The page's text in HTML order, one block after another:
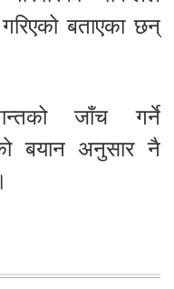
बताएका छन्
जाँच गर्ने
बयान अनुसार नै